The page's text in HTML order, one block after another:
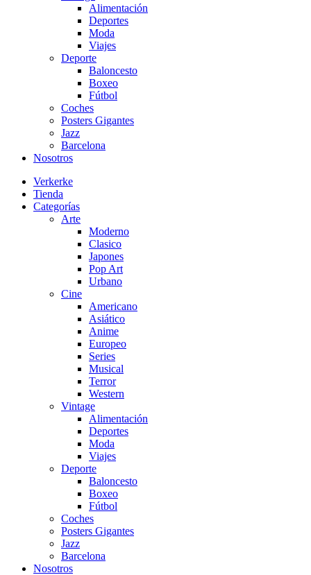
Alimentación
Deportes
Moda
Viajes
Deporte
Baloncesto
Boxeo
Fútbol
Coches
Posters Gigantes
Jazz
Barcelona
Nosotros
Verkerke
Tienda
Categorías
Arte
Moderno
Clasico
Japones
Pop Art
Urbano
Cine
Americano
Asiático
Anime
Europeo
Series
Musical
Terror
Western
Vintage
Alimentación
Deportes
Moda
Viajes
Deporte
Baloncesto
Boxeo
Fútbol
Coches
Posters Gigantes
Jazz
Barcelona
Nosotros